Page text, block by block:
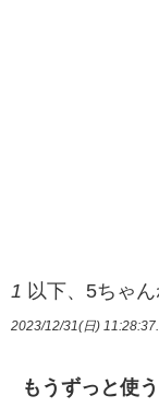
1 以下、5ちゃ
2023/12/31(日)
もうずっと使